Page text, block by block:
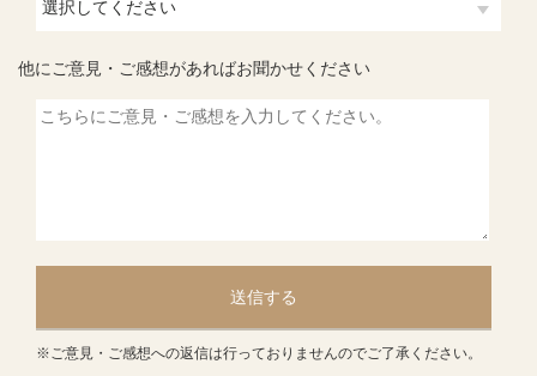
他にご意見・ご感想があればお聞かせください
送信する
※ご意見・ご感想への返信は行っておりませんのでご了承ください。